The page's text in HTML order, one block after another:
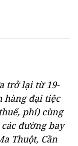
trở lại từ 19-
hàng đại tiệc
phí) cùng
đường bay
Thuột, Cần